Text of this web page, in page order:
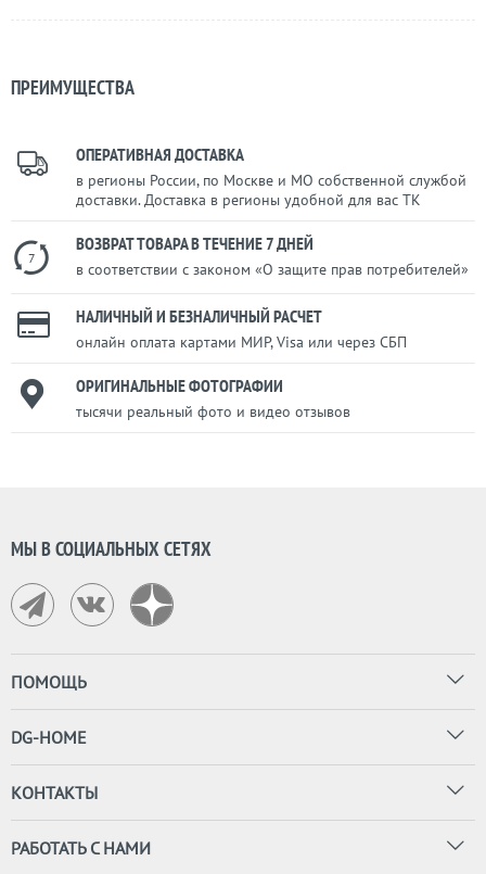
ПРЕИМУЩЕСТВА
ОПЕРАТИВНАЯ ДОСТАВКА
в регионы России, по Москве и МО собственной службой
доставки. Доставка в регионы удобной для вас ТК
7
ВОЗВРАТ ТОВАРА В ТЕЧЕНИЕ 7 ДНЕЙ
в соответствии с законом «О защите прав потребителей»
НАЛИЧНЫЙ И БЕЗНАЛИЧНЫЙ РАСЧЕТ
онлайн оплата картами МИР, Visa или через СБП
ОРИГИНАЛЬНЫЕ ФОТОГРАФИИ
тысячи реальный фото и видео отзывов
МЫ В СОЦИАЛЬНЫХ СЕТЯХ
ПОМОЩЬ
DG-HOME
КОНТАКТЫ
РАБОТАТЬ С НАМИ